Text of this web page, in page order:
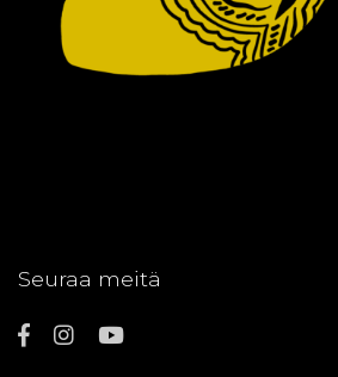
Seuraa meitä